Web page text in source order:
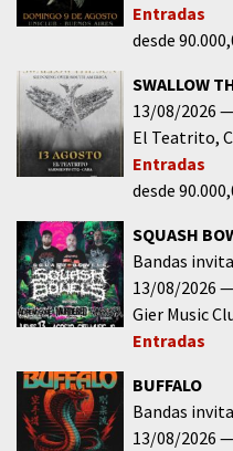
Entradas
desde
SWALLOW
13/08/2026
El Teatrito
Entradas
desde
SQUASH
Bandas
13/08/2026
Gier Music
Entradas
BUFFALO
Bandas
13/08/2026